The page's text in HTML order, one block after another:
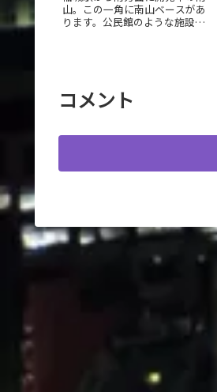
山。この一角に南山ベースがあ
ります。公民館のような施設で
コメント